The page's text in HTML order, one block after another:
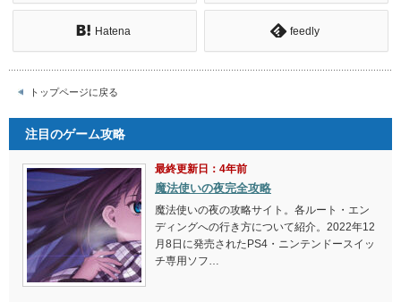
Hatena feedly
トップページに戻る
注目のゲーム攻略
最終更新日：4年前
魔法使いの夜完全攻略
魔法使いの夜の攻略サイト。各ルート・エン
ディングへの行き方について紹介。2022年12
月8日に発売されたPS4・ニンテンドースイッ
チ専用ソフ…